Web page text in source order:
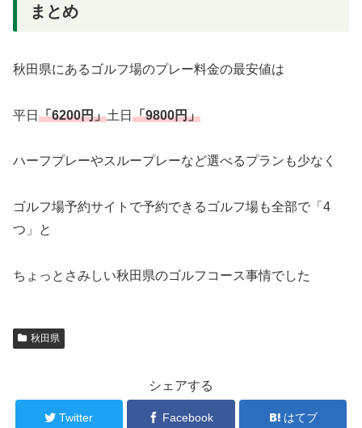
まとめ
秋田県にあるゴルフ場のプレー料金の最安値は
平日 「6200円」土日 「9800円」
ハーフプレーやスループレーなど選べるプランも少なく
ゴルフ場予約サイトで予約できるゴルフ場も全部で「4
つ」と
ちょっとさみしい秋田県のゴルフコース事情でした
秋田県
シェアする
Twitter Facebook はてブ